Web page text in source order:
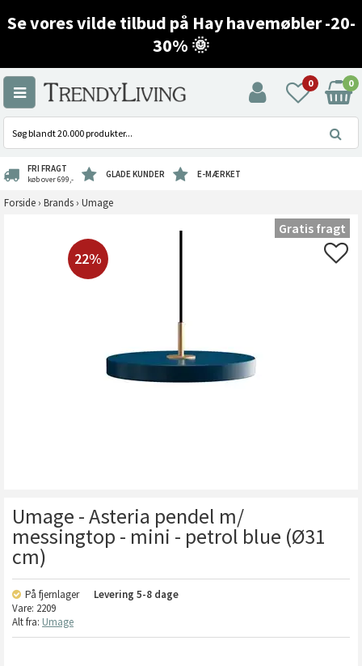
Se vores vilde tilbud på Hay havemøbler -20-
30% 🌞
0 0
FRI FRAGT
køb over 699,- GLADE KUNDER E-MÆRKET
Forside › Brands › Umage
22%
Gratis fragt
Umage - Asteria pendel m/
messingtop - mini - petrol blue (Ø31
cm)
På fjernlager Levering 5-8 dage
Vare: 2209
Alt fra: Umage